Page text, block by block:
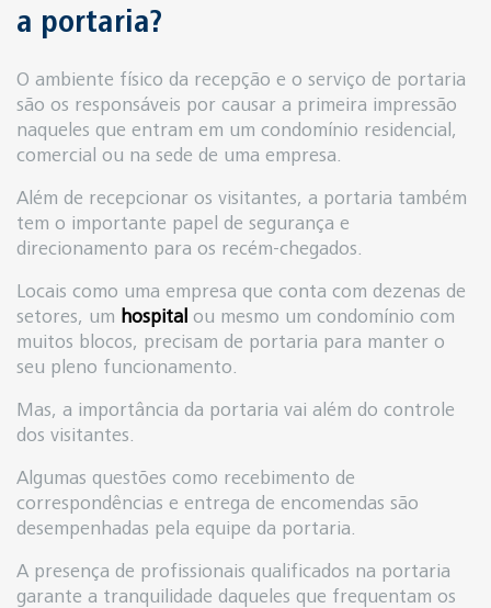
a portaria?
O ambiente físico da recepção e o serviço de portaria
são os responsáveis por causar a primeira impressão
naqueles que entram em um condomínio residencial,
comercial ou na sede de uma empresa.
Além de recepcionar os visitantes, a portaria também
tem o importante papel de segurança e
direcionamento para os recém-chegados.
Locais como uma empresa que conta com dezenas de
setores, um hospital ou mesmo um condomínio com
muitos blocos, precisam de portaria para manter o
seu pleno funcionamento.
Mas, a importância da portaria vai além do controle
dos visitantes.
Algumas questões como recebimento de
correspondências e entrega de encomendas são
desempenhadas pela equipe da portaria.
A presença de profissionais qualificados na portaria
garante a tranquilidade daqueles que frequentam os